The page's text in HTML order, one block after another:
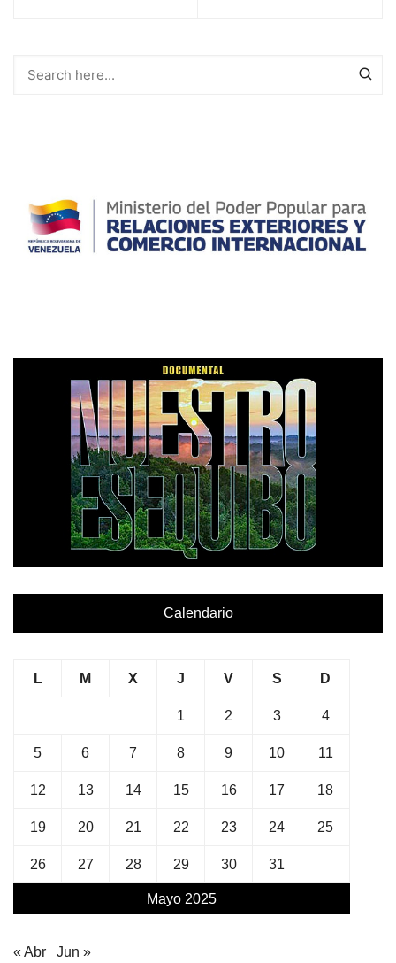
Calendario
Mayo 2025
L M X J V S D
1 2 3 4
5 6 7 8 9 10 11
12 13 14 15 16 17 18
19 20 21 22 23 24 25
26 27 28 29 30 31
« Abr Jun »